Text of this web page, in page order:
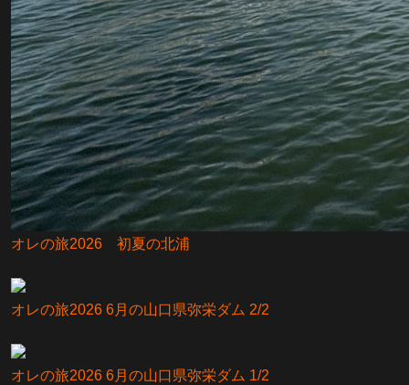
オレの旅2026 初夏の北浦
オレの旅2026 6月の山口県弥栄ダム 2/2
オレの旅2026 6月の山口県弥栄ダム 1/2